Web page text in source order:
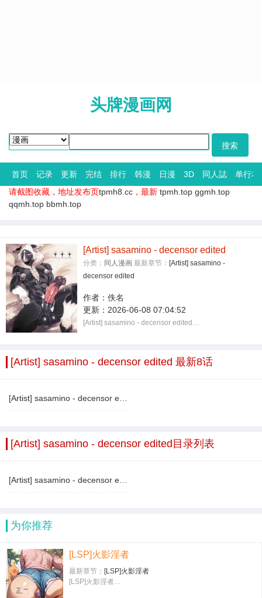
头牌漫画网
首页 记录 更新 完结 排行 韩漫 日漫 3D 同人誌
单行本
请截图收藏，地址发布页tpmh8.cc ，最新 tpmh.top ggmh.top
qqmh.top bbmh.top
[Artist] sasamino - decensor edited
分类： 同人漫画 最新章节： [Artist] sasamino -
decensor edited
作者： 佚名
更新： 2026-06-08 07:04:52
[Artist] sasamino - decensor edited…
[Artist] sasamino - decensor edited 最新8话
[Artist] sasamino - decensor edited目录列表
为你推荐
[LSP]火影淫者
最新章节： [LSP]火影淫者
[LSP]火影淫者…